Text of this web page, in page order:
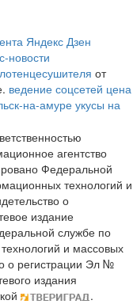
Яндекс Дзен
новости
от
ведение соцсетей цена
на-амуреукусы на
агентство
Федеральной
технологий и
о
издание
службе по
и массовых
о регистрации Эл №
издания
.